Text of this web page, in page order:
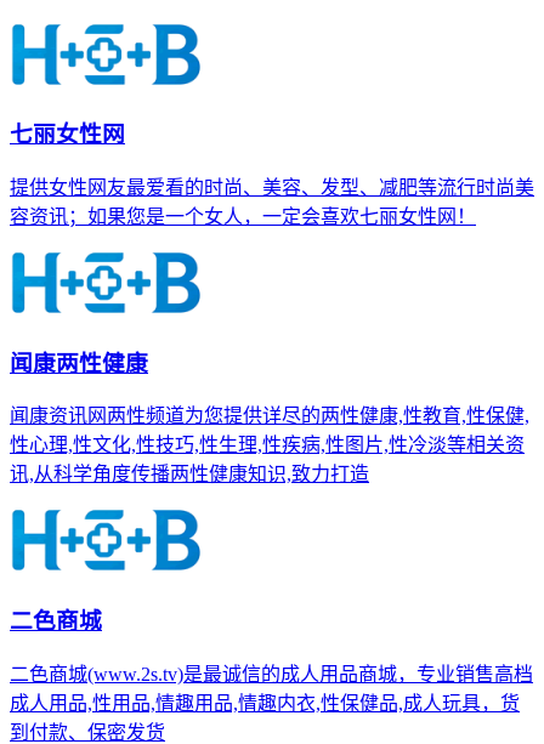
七丽女性网
提供女性网友最爱看的时尚、美容、发型、减肥等流行时尚美
容资讯；如果您是一个女人，一定会喜欢七丽女性网！
闻康两性健康
闻康资讯网两性频道为您提供详尽的两性健康,性教育,性保健,
性心理,性文化,性技巧,性生理,性疾病,性图片,性冷淡等相关资
讯,从科学角度传播两性健康知识,致力打造
二色商城
二色商城(www.2s.tv)是最诚信的成人用品商城，专业销售高档
成人用品,性用品,情趣用品,情趣内衣,性保健品,成人玩具，货
到付款、保密发货